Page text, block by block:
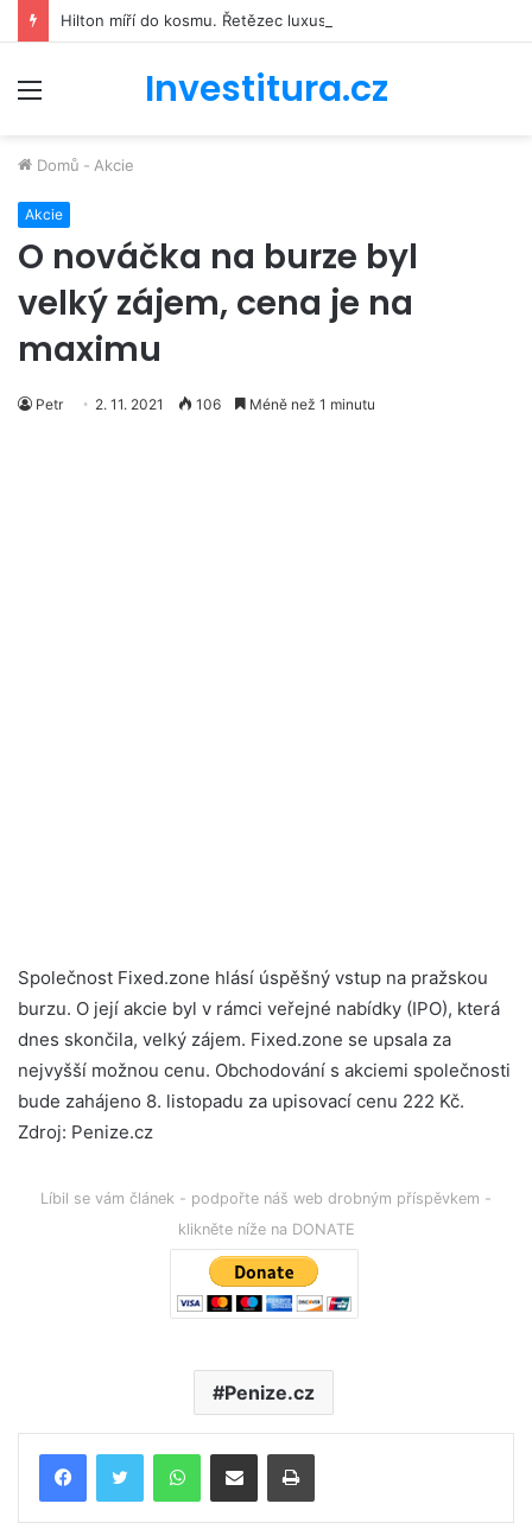
Investitura.cz
Domů - Akcie
Akcie
O nováčka na burze byl
velký zájem, cena je na
maximu
Petr 2. 11. 2021 106 Méně než 1 minutu
Společnost Fixed.zone hlásí úspěšný vstup na pražskou
burzu. O její akcie byl v rámci veřejné nabídky (IPO), která
dnes skončila, velký zájem. Fixed.zone se upsala za
nejvyšší možnou cenu. Obchodování s akciemi společnosti
bude zahájeno 8. listopadu za upisovací cenu 222 Kč.
Zdroj: Penize.cz
Líbil se vám článek - podpořte náš web drobným příspěvkem -
klikněte níže na DONATE
Penize.cz
Poslat emailem